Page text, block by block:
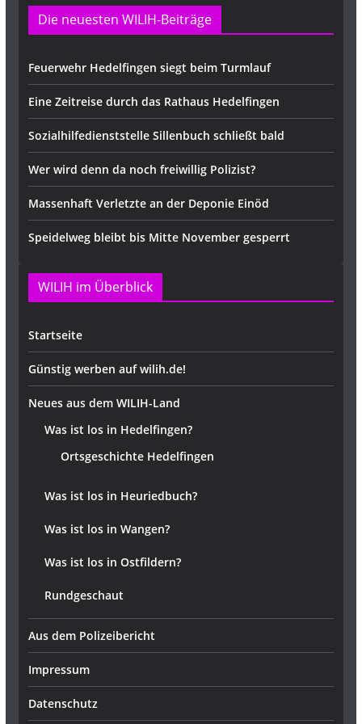
Die neuesten WILIH-Beiträge
Feuerwehr Hedelfingen siegt beim Turmlauf
Eine Zeitreise durch das Rathaus Hedelfingen
Sozialhilfedienststelle Sillenbuch schließt bald
Wer wird denn da noch freiwillig Polizist?
Massenhaft Verletzte an der Deponie Einöd
Speidelweg bleibt bis Mitte November gesperrt
WILIH im Überblick
Startseite
Günstig werben auf wilih.de!
Neues aus dem WILIH-Land
Was ist los in Hedelfingen?
Ortsgeschichte Hedelfingen
Was ist los in Heuriedbuch?
Was ist los in Wangen?
Was ist los in Ostfildern?
Rundgeschaut
Aus dem Polizeibericht
Impressum
Datenschutz